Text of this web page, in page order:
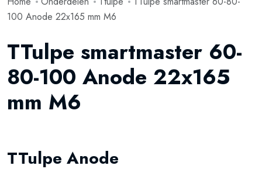
100 Anode 22x165 mm M6
TTulpe smartmaster 60-
80-100 Anode 22x165
mm M6
TTulpe Anode